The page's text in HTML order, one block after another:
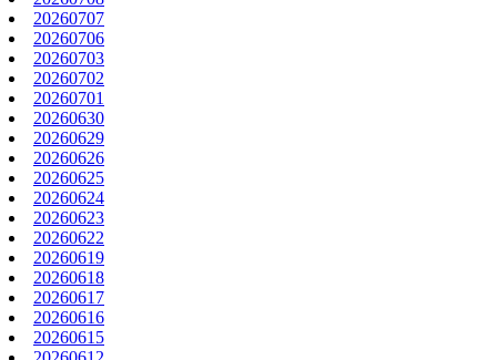
20260707
20260706
20260703
20260702
20260701
20260630
20260629
20260626
20260625
20260624
20260623
20260622
20260619
20260618
20260617
20260616
20260615